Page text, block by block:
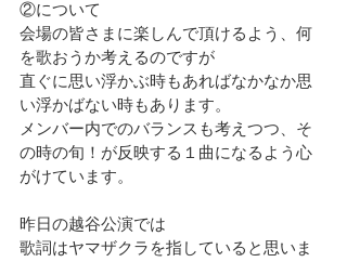
②について
会場の皆さまに楽しんで頂けるよう、何
を歌おうか考えるのですが
直ぐに思い浮かぶ時もあればなかなか思
い浮かばない時もあります。
メンバー内でのバランスも考えつつ、そ
の時の旬！が反映する１曲になるよう心
がけています。
昨日の越谷公演では
歌詞はヤマザクラを指していると思いま